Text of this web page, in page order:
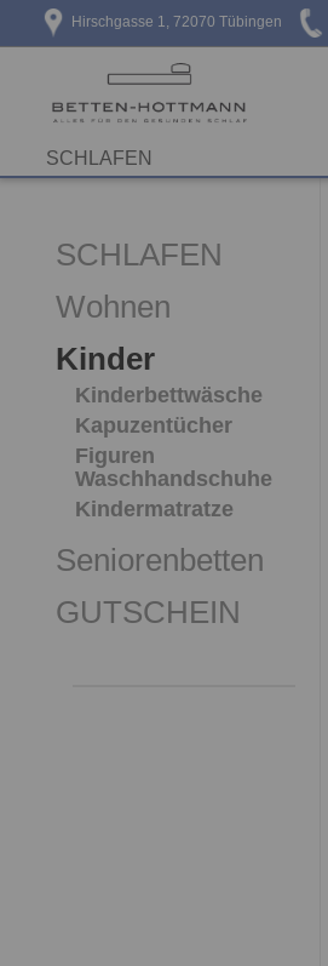
Hirschgasse 1, 72070 Tübingen
SCHLAFEN
SCHLAFEN
Wohnen
Kinder
Kinderbettwäsche
Kapuzentücher
Figuren
Waschhandschuhe
Kindermatratze
Seniorenbetten
GUTSCHEIN